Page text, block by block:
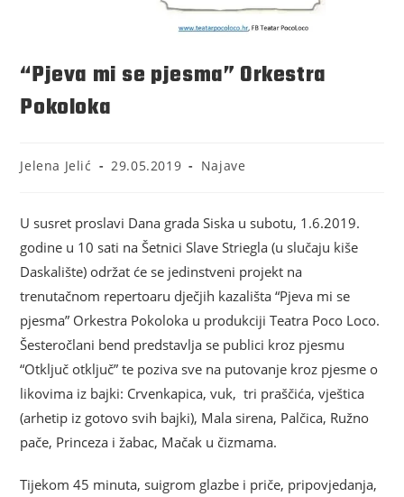
“Pjeva mi se pjesma” Orkestra
Pokoloka
Jelena Jelić 29.05.2019 Najave
U susret proslavi Dana grada Siska u subotu, 1.6.2019.
godine u 10 sati na Šetnici Slave Striegla (u slučaju kiše
Daskalište) održat će se jedinstveni projekt na
trenutačnom repertoaru dječjih kazališta “Pjeva mi se
pjesma” Orkestra Pokoloka u produkciji Teatra Poco Loco.
Šesteročlani bend predstavlja se publici kroz pjesmu
“Otključ otključ” te poziva sve na putovanje kroz pjesme o
likovima iz bajki: Crvenkapica, vuk, tri praščića, vještica
(arhetip iz gotovo svih bajki), Mala sirena, Palčica, Ružno
pače, Princeza i žabac, Mačak u čizmama.
Tijekom 45 minuta, suigrom glazbe i priče, pripovjedanja,